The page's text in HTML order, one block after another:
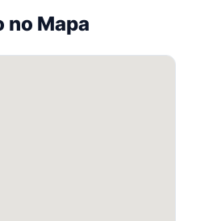
no Mapa